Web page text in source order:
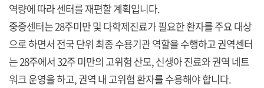
역량에 따라 센터를 재편할 계획입니다.
중증센터는 28주미만 및 다학제진료가 필요한 환자를 주요 대상
으로 하면서 전국 단위 최종 수용기관 역할을 수행하고 권역센터
는 28주에서 32주 미만의 고위험 산모, 신생아 진료와 권역 네트
워크 운영을 하고, 권역 내 고위험 환자를 수용해야 합니다.